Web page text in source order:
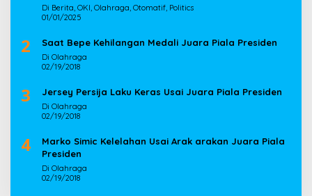
Di Berita, OKI, Olahraga, Otomatif, Politics
01/01/2025
2 Saat Bepe Kehilangan Medali Juara Piala Presiden
Di Olahraga
02/19/2018
3 Jersey Persija Laku Keras Usai Juara Piala Presiden
Di Olahraga
02/19/2018
4
Marko Simic Kelelahan Usai Arak arakan Juara Piala
Presiden
Di Olahraga
02/19/2018